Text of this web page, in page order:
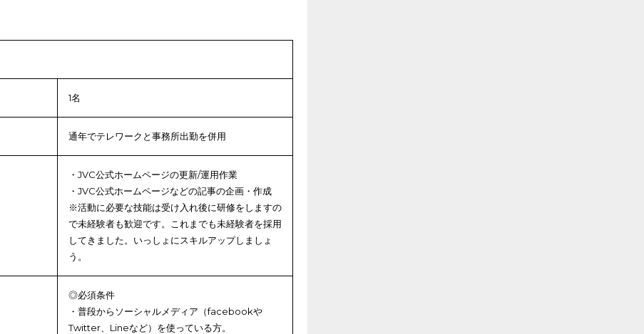
1名
通年でテレワークと事務所出勤を併用
・JVC公式ホームページの更新/運用作業
・JVC公式ホームページなどの記事の企画・作成
※活動に必要な技能は受け入れ後に研修をしますの
で未経験者も歓迎です。これまでも未経験者を採用
してきました。いっしょにスキルアップしましょ
う。
◎必須条件
・普段からソーシャルメディア（facebookや
Twitter、Lineなど）を使っている方。